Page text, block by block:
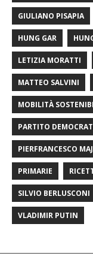
GIULIANO PISAPIA
HUNG GAR
LETIZIA MORATTI
MATTEO SALVINI
MOBILITÀ
PARTITO
PIERFRANCESCO
PRIMARIE
SILVIO BERLUSCONI
VLADIMIR PUTIN